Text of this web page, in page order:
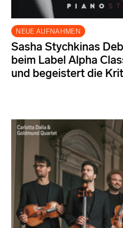
NEUE AUFNAHMEN
Sasha Stychkinas
beim Label Alpha
und begeistert die